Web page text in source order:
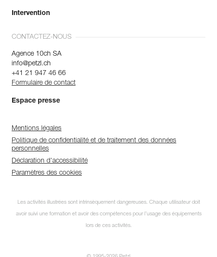
Intervention
CONTACTEZ-NOUS
Agence 10ch SA
info@petzl.ch
+41 21 947 46 66
Formulaire de contact
Espace presse
Mentions légales
Politique de confidentialité et de traitement des données
personnelles
Déclaration d'accessibilité
Paramètres des cookies
Les activités illustrées sont intrinsèquement dangereuses. Chaque utilisateur doit
avoir suivi une formation et avoir des compétences pour l’usage des équipements
lors de ces activités.